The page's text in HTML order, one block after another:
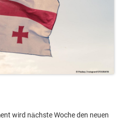
wird nächste Woche den neuen